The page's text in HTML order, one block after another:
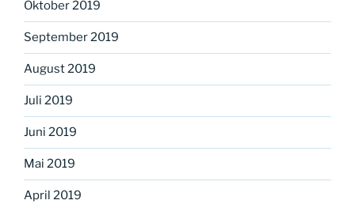
Oktober 2019
September 2019
August 2019
Juli 2019
Juni 2019
Mai 2019
April 2019